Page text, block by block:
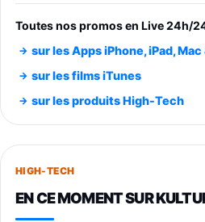
entraénement direct
trs/min) avec pre-ampli
Smartphone
891,99€1199€Fnac
Smartphone
749,99€
Toutes nos promos en Live 24h/
sur les Apps iPhone, iPad,
sur les films iTunes
sur les produits High-Tech
HIGH-TECH
EN CE MOMENT SUR